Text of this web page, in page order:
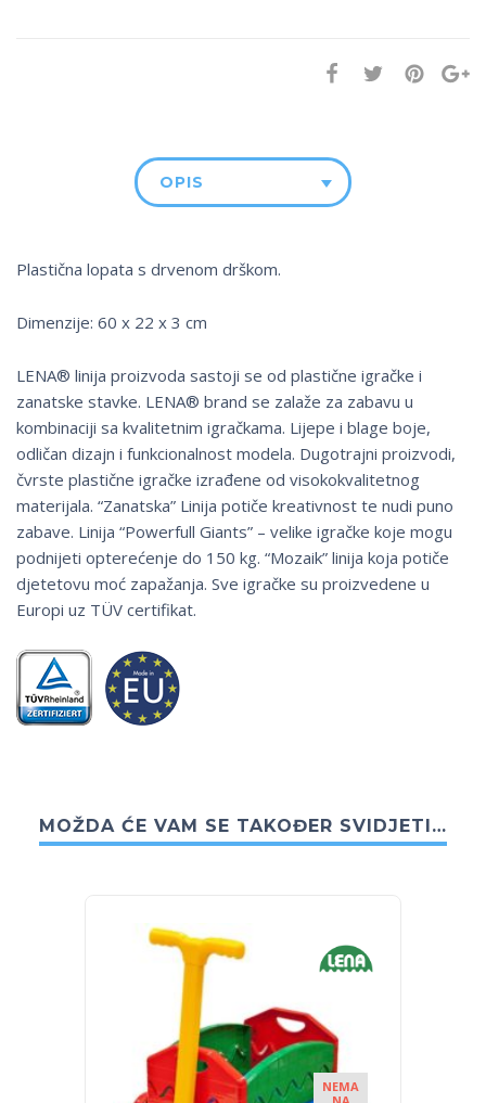
OPIS
Plastična lopata s drvenom drškom.
Dimenzije: 60 x 22 x 3 cm
LENA® linija proizvoda sastoji se od plastične igračke i
zanatske stavke. LENA® brand se zalaže za zabavu u
kombinaciji sa kvalitetnim igračkama. Lijepe i blage boje,
odličan dizajn i funkcionalnost modela. Dugotrajni proizvodi,
čvrste plastične igračke izrađene od visokokvalitetnog
materijala. “Zanatska” Linija potiče kreativnost te nudi puno
zabave. Linija “Powerfull Giants” – velike igračke koje mogu
podnijeti opterećenje do 150 kg. “Mozaik” linija koja potiče
djetetovu moć zapažanja. Sve igračke su proizvedene u
Europi uz TÜV certifikat.
MOŽDA ĆE VAM SE TAKOĐER SVIDJETI…
NEMA